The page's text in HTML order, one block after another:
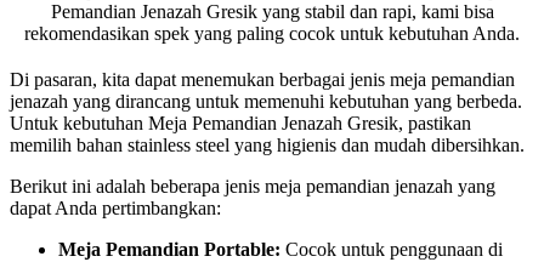
Pemandian Jenazah Gresik yang stabil dan rapi, kami bisa
rekomendasikan spek yang paling cocok untuk kebutuhan Anda.
Di pasaran, kita dapat menemukan berbagai jenis meja pemandian
jenazah yang dirancang untuk memenuhi kebutuhan yang berbeda.
Untuk kebutuhan Meja Pemandian Jenazah Gresik, pastikan
memilih bahan stainless steel yang higienis dan mudah dibersihkan.
Berikut ini adalah beberapa jenis meja pemandian jenazah yang
dapat Anda pertimbangkan:
Meja Pemandian Portable: Cocok untuk penggunaan di